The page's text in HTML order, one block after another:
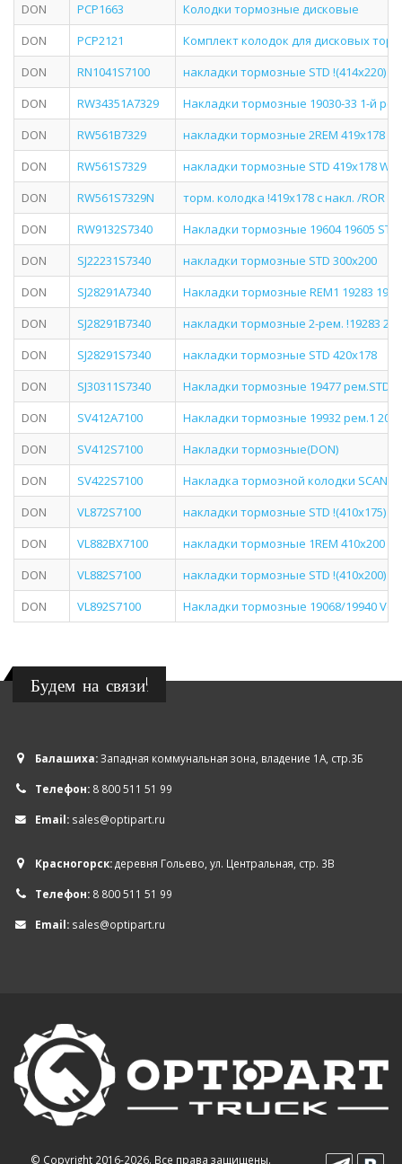
DON
PCP1663
Колодки тормозные дисковые
DON
PCP2121
Комплект колодок для дисковых
DON
RN1041S7100
накладки тормозные STD !(414x220)
DON
RW34351A7329
Накладки тормозные 19030-33 1-й
DON
RW561B7329
накладки тормозные 2REM 419х178
DON
RW561S7329
накладки тормозные STD 419х178
DON
RW561S7329N
торм. колодка !419x178 с накл. /ROR
DON
RW9132S7340
Накладки тормозные 19604 19605 STD
DON
SJ22231S7340
накладки тормозные STD 300х200
DON
SJ28291A7340
Накладки тормозные REM1 19283
DON
SJ28291B7340
накладки тормозные 2-рем. !19283
DON
SJ28291S7340
накладки тормозные STD 420х178
DON
SJ30311S7340
Накладки тормозные 19477 рем.STD
DON
SV412A7100
Накладки тормозные 19932 рем.1
DON
SV412S7100
Накладки тормозные(DON)
DON
SV422S7100
Накладка тормозной колодки SCANIA
DON
VL872S7100
накладки тормозные STD !(410x175)
DON
VL882BX7100
накладки тормозные 1REM 410х200
DON
VL882S7100
накладки тормозные STD !(410x200)
DON
VL892S7100 Накладки тормозные 19068/19940
Будем на связи!
Балашиха:Западная коммунальная зона, владение 1А, стр.3Б
Телефон: 8 800 511 51 99
Email: sales@optipart.ru
Красногорск:деревня Гольево, ул. Центральная, стр. 3В
Телефон: 8 800 511 51 99
Email: sales@optipart.ru
© Copyright 2016-2026. Все права защищены.